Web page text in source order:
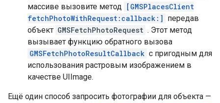
массиве вызовите метод [GMSPlacesClient
fetchPhotoWithRequest:callback:] передав
объект GMSFetchPhotoRequest . Этот метод
вызывает функцию обратного вызова
GMSFetchPhotoResultCallback с пригодным для
использования растровым изображением в
качестве UIImage.
Ещё один способ запросить фотографии для объекта —